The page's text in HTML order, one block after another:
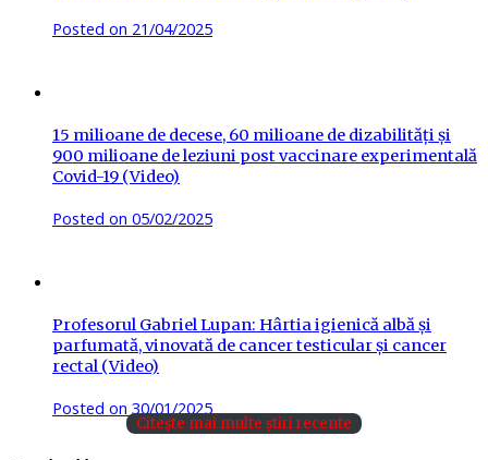
Posted on 21/04/2025
15 milioane de decese, 60 milioane de dizabilități și
900 milioane de leziuni post vaccinare experimentală
Covid-19 (Video)
Posted on 05/02/2025
Profesorul Gabriel Lupan: Hârtia igienică albă și
parfumată, vinovată de cancer testicular și cancer
rectal (Video)
Posted on30/01/2025
Citește mai multe știri recente